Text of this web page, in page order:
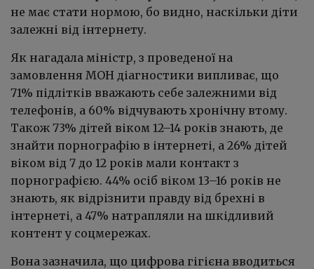
не має стати нормою, бо видно, наскільки діти
залежні від інтернету.
Як нагадала міністр, з проведеної на
замовлення МОН діагностики випливає, що
71% підлітків вважають себе залежними від
телефонів, а 60% відчувають хронічну втому.
Також 73% дітей віком 12–14 років знають, де
знайти порнографію в інтернеті, а 26% дітей
віком від 7 до 12 років мали контакт з
порнографією. 44% осіб віком 13–16 років не
знають, як відрізнити правду від брехні в
інтернеті, а 47% натрапляли на шкідливий
контент у соцмережах.
Вона зазначила, що цифрова гігієна вводиться